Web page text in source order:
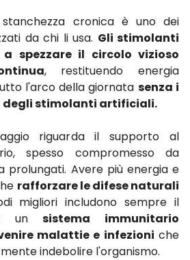
cronica è uno dei
da chi li usa. Gli stimolanti
spezzare il circolo vizioso
, restituendo energia
l'arco della giornata senza i
degli stimolanti artificiali.
riguarda il supporto al
spesso compromesso da
prolungati. Avere più energia e
rafforzare le difese naturali
migliori includono sempre il
di unsistema immunitario
malattie e infezioni che
indebolire l'organismo.